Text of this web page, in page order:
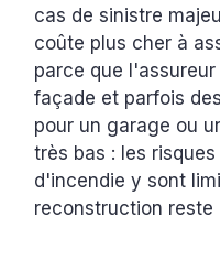
cas de sinistre
coûte plus cher à
parce que
façade et parfois
pour un garage ou
très bas : les
d'incendie y sont
reconstruction reste